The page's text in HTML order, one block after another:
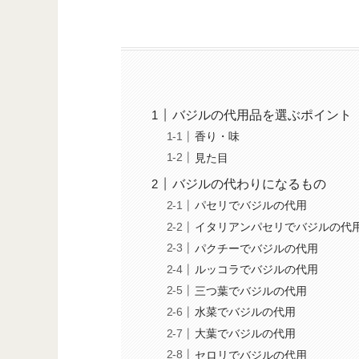
バジルの代用品を選ぶポイント
香り・味
見た目
バジルの代わりになるもの
パセリでバジルの代用
イタリアンパセリでバジルの代
パクチーでバジルの代用
ルッコラでバジルの代用
三つ葉でバジルの代用
水菜でバジルの代用
大葉でバジルの代用
セロリでバジルの代用